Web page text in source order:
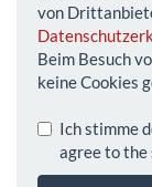
von
Beim Besuch
keine Cookies
Ich stimme
agree to the